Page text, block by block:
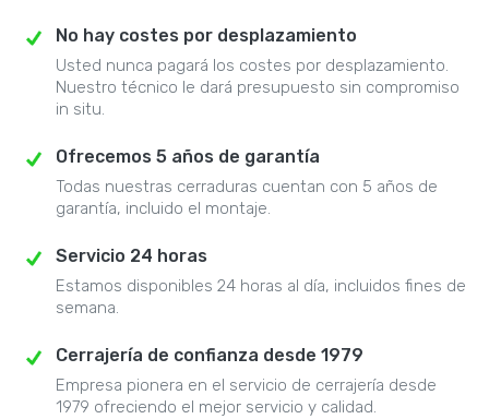
No hay costes por desplazamiento
Usted nunca pagará los costes por desplazamiento.
Nuestro técnico le dará presupuesto sin compromiso
in situ.
Ofrecemos 5 años de garantía
Todas nuestras cerraduras cuentan con 5 años de
garantía, incluido el montaje.
Servicio 24 horas
Estamos disponibles 24 horas al día, incluidos fines de
semana.
Cerrajería de confianza desde 1979
Empresa pionera en el servicio de cerrajería desde
1979 ofreciendo el mejor servicio y calidad.